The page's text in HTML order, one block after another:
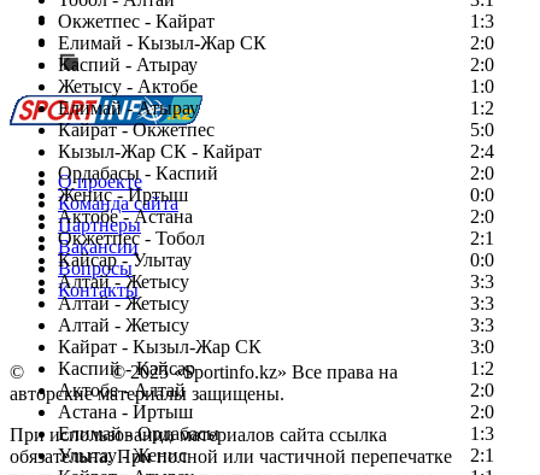
Окжетпес - Кайрат
1:3
Елимай - Кызыл-Жар СК
2:0
Каспий - Атырау
2:0
Жетысу - Актобе
1:0
Елимай - Атырау
1:2
Кайрат - Окжетпес
5:0
Кызыл-Жар СК - Кайрат
2:4
Ордабасы - Каспий
2:0
Женис - Иртыш
0:0
Актобе - Астана
2:0
Окжетпес - Тобол
2:1
Кайсар - Улытау
0:0
Алтай - Жетысу
3:3
Алтай - Жетысу
3:3
Алтай - Жетысу
3:3
Кайрат - Кызыл-Жар СК
3:0
Каспий - Кайсар
1:2
Актобе - Алтай
2:0
Астана - Иртыш
2:0
Елимай - Ордабасы
1:3
Улытау - Женис
2:1
Есть идея?
Сообщить о мероприятии
Перейти на старый сайт
О проекте
Команда сайта
Партнеры
Вакансии
Вопросы
Контакты
© Copyright© 2025 «Sportinfo.kz» Все права на
авторские материалы защищены.
При использовании материалов сайта ссылка
обязательна. При полной или частичной перепечатке